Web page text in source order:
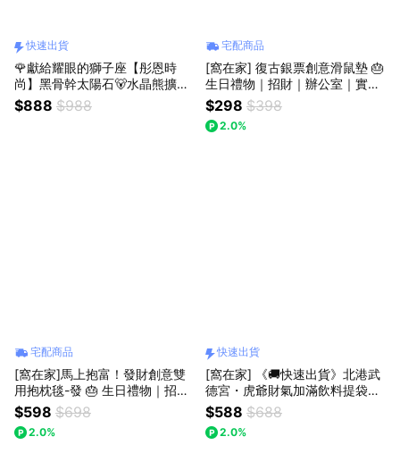
快速出貨
🌹獻給耀眼的獅子座【彤恩時
尚】黑骨幹太陽石🐻水晶熊擴香
組▸處女座 極光超七🎁生日禮物
情人節禮物『LINE禮物獨家 / 快
$888 $988
宅配商品
[窩在家] 復古銀票創意滑鼠墊 🎂
生日禮物｜招財｜辦公室｜實用
｜同事｜上班族｜獅子座｜七夕
禮物｜父親節
$298 $398
2.0%
宅配商品
[窩在家]馬上抱富！發財創意雙
用抱枕毯-發 🎂 生日禮物｜招財
｜抱枕｜娃娃｜開運納福｜午睡
毯｜毯子｜療癒｜升遷升職｜喬
遷｜開業開店｜實用｜同事｜上
$598 $698
2.0%
快速出貨
[窩在家] 《🚚快速出貨》北港武
德宮・虎爺財氣加滿飲料提袋｜
雙面兩用｜可收納 🎂 生日禮物
｜招財｜辦公室｜開運納福｜實
用｜升遷升職｜喬遷｜開業開店
$588 $688
2.0%